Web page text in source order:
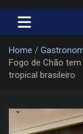
Home
Fogo de Chão
tropical brasileiro